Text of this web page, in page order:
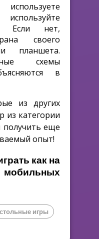
Если нет,
своего
планшета.
схемы
в
из других
из категории
еще
опыт!
как на
игры